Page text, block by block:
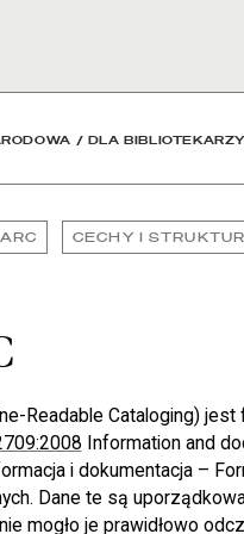
/ DLA BIBLIOTEKARZY
CECHY I
Readable Cataloging)
Information and
i dokumentacja –
Dane te są
mogło je prawidłowo